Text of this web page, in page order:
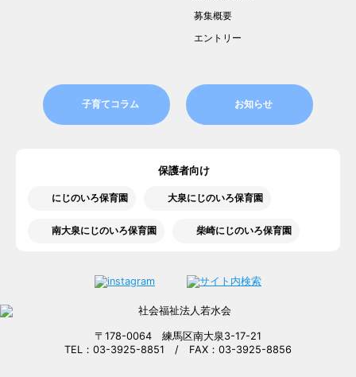
募集概要
エントリー
子育てコラム お知らせ
保護者向け
にじのいろ保育園 大泉にじのいろ保育園
南大泉にじのいろ保育園 柴崎にじのいろ保育園
〒178-0064 練馬区南大泉3-17-21
TEL：03-3925-8851 / FAX：03-3925-8856